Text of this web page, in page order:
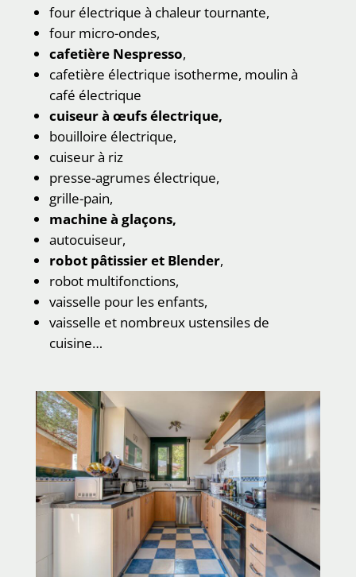
four électrique à chaleur tournante,
four micro-ondes,
cafetière Nespresso,
cafetière électrique isotherme, moulin à
café électrique
cuiseur à œufs électrique,
bouilloire électrique,
cuiseur à riz
presse-agrumes électrique,
grille-pain,
machine à glaçons,
autocuiseur,
robot pâtissier et Blender,
robot multifonctions,
vaisselle pour les enfants,
vaisselle et nombreux ustensiles de
cuisine…